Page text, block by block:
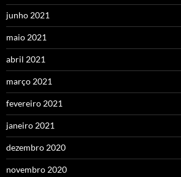
junho 2021
maio 2021
abril 2021
março 2021
fevereiro 2021
janeiro 2021
dezembro 2020
novembro 2020